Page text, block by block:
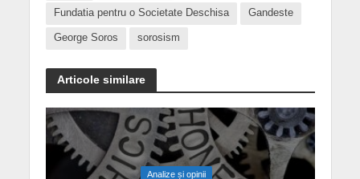
Fundatia pentru o Societate Deschisa Gandeste
George Soros sorosism
Articole similare
Analize și opinii